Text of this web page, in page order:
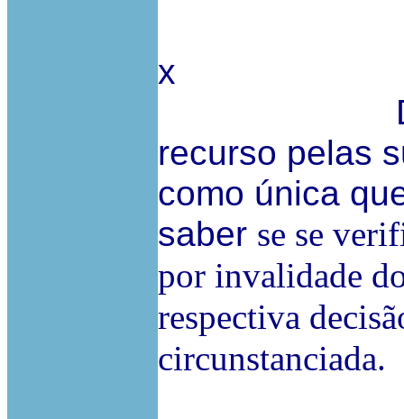
x
recurso pelas
como única
saber se se
por invalidade
respectiva
circunstanciada.